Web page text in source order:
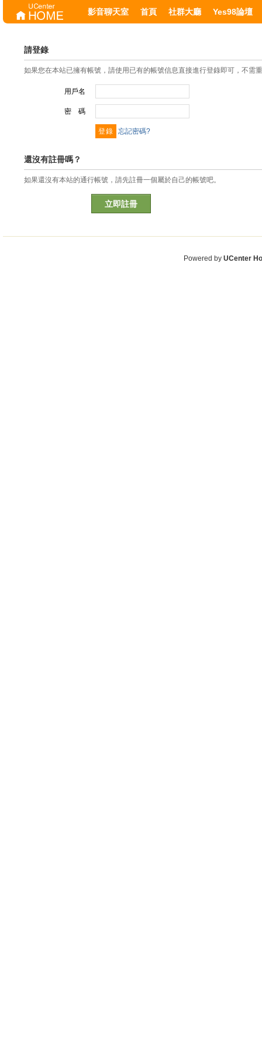
影音聊天室 首頁 社群大廳 Yes98論壇
請登錄
如果您在本站已擁有帳號，請使用已有的帳號信息直接進行登錄即可，不需
用戶名
密 碼
忘記密碼?
還沒有註冊嗎？
如果還沒有本站的通行帳號，請先註冊一個屬於自己的帳號吧。
立即註冊
Powered by UCenter